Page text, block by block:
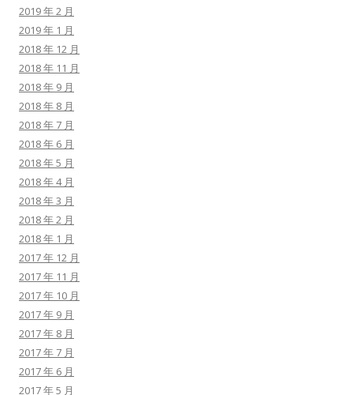
2019 年 2 月
2019 年 1 月
2018 年 12 月
2018 年 11 月
2018 年 9 月
2018 年 8 月
2018 年 7 月
2018 年 6 月
2018 年 5 月
2018 年 4 月
2018 年 3 月
2018 年 2 月
2018 年 1 月
2017 年 12 月
2017 年 11 月
2017 年 10 月
2017 年 9 月
2017 年 8 月
2017 年 7 月
2017 年 6 月
2017 年 5 月